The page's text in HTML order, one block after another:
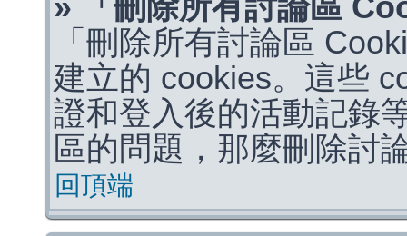
» 「刪除所有討論區
「刪除所有討論區
建立的 cookies。這些
證和登入後的活動記錄
區的問題，那麼刪除討
回頂端